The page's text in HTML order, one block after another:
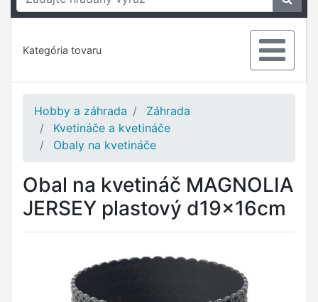
Kategória tovaru
Hobby a záhrada
Záhrada
Kvetináče a kvetináče
Obaly na kvetináče
Obal na kvetináč MAGNOLIA
JERSEY plastový d19x16cm